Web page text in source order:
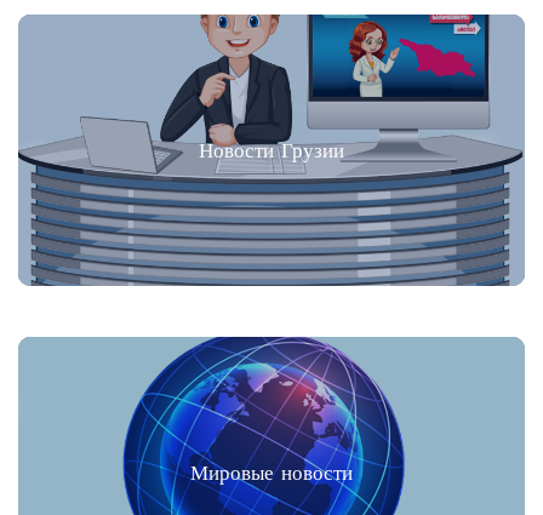
Новости Грузии
Мировые новости